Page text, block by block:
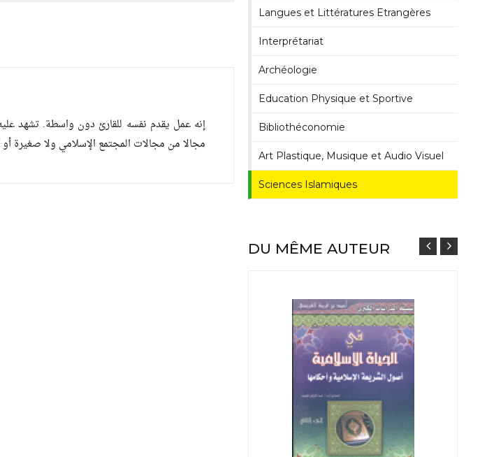
إنه عمل يقدم نفسه للقارئ دون واسطة. تشهد
مجالا من مجالات المجتمع الإسلامي ولا صغيرة
Langues et Littératures Etrangères
Interprétariat
Archéologie
Education Physique et Sportive
Bibliothéconomie
Art Plastique, Musique et Audio Visuel
Sciences Islamiques
DU MÊME AUTEUR